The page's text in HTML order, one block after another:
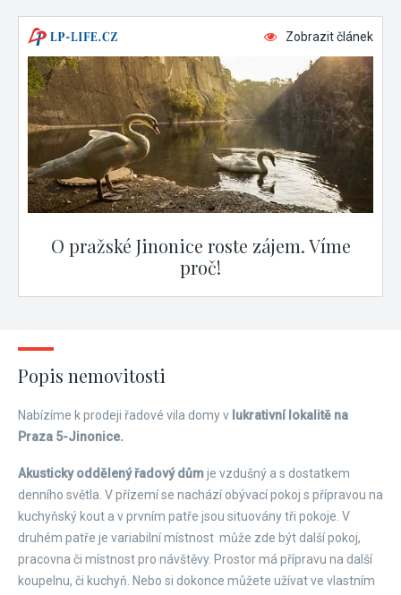
Zobrazit článek
O pražské Jinonice roste zájem. Víme
proč!
Popis nemovitosti
Nabízíme k prodeji řadové vila domy v lukrativní lokalitě na
Praza 5-Jinonice.
Akusticky oddělený řadový důmje vzdušný a s dostatkem
denního světla. V přízemí se nachází obývací pokoj s přípravou na
kuchyňský kout a v prvním patře jsou situovány tři pokoje. V
druhém patře je variabilní místnost může zde být další pokoj,
pracovna či místnost pro návštěvy. Prostor má přípravu na další
koupelnu, či kuchyň. Nebo si dokonce můžete užívat ve vlastním